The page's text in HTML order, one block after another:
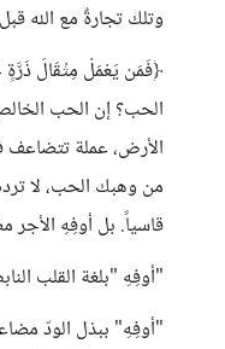
وتلك تجارةٌ مع الله
﴿فَمَن يَعْمَلْ مِثْقَالَ
الحب؟ إن الحب
الأرض، عملة تتضاعف
من وهبك الحب، لا ترده
قاسياً. بل أوفِهِ الأجر
"أوفِهِ "بلغة القلب
"أوفِهِ" ببذل الودّ